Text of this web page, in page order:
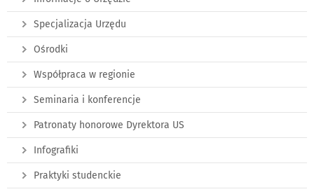
Specjalizacja Urzędu
Ośrodki
Współpraca w regionie
Seminaria i konferencje
Patronaty honorowe Dyrektora US
Infografiki
Praktyki studenckie